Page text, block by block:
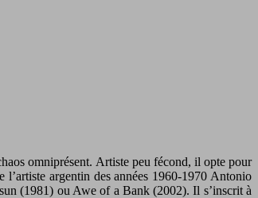
omniprésent. Artiste peu fécond, il opte pour
argentin des années 1960-1970 Antonio
(1981) ou Awe of a Bank (2002). Il s’inscrit à